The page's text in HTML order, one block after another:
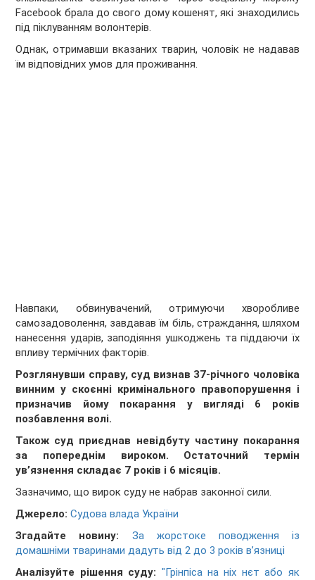
Facebook брала до свого дому кошенят, які знаходились
під піклуванням волонтерів.
Однак, отримавши вказаних тварин, чоловік не надавав
їм відповідних умов для проживання.
Навпаки, обвинувачений, отримуючи хворобливе
самозадоволення, завдавав їм біль, страждання, шляхом
нанесення ударів, заподіяння ушкоджень та піддаючи їх
впливу термічних факторів.
Розглянувши справу, суд визнав 37-річного чоловіка
винним у скоєнні кримінального правопорушення і
призначив йому покарання у вигляді 6 років
позбавлення волі.
Також суд приєднав невідбуту частину покарання
за попереднім вироком. Остаточний термін
ув’язнення складає 7 років і 6 місяців.
Зазначимо, що вирок суду не набрав законної сили.
Джерело: Судова влада України
Згадайте новину:
За жорстоке поводження із
домашніми тваринами дадуть від 2 до 3 років в’язниці
Аналізуйте рішення суду: "Грінпіса на ніх нєт або як